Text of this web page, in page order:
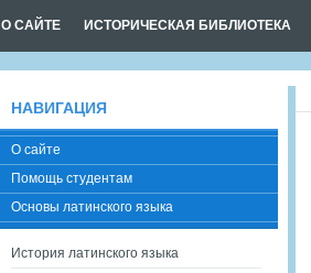
О САЙТЕ ИСТОРИЧЕСКАЯ БИБЛИОТЕКА
НАВИГАЦИЯ
О сайте
Помощь студентам
Основы латинского языка
История латинского языка